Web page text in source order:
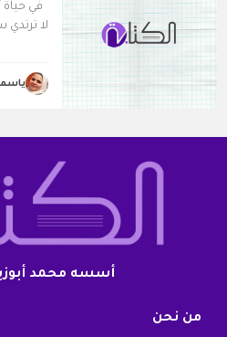
في حياة
لا
أسسه محمد أبوزيد
من نحن